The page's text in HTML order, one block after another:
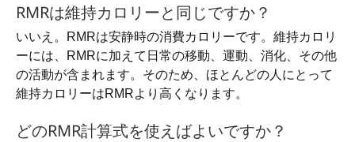
RMRは維持カロリーと同じですか？
いいえ。RMRは安静時の消費カロリーです。維持カロリ
ーには、RMRに加えて日常の移動、運動、消化、その他
の活動が含まれます。そのため、ほとんどの人にとって
維持カロリーはRMRより高くなります。
どのRMR計算式を使えばよいですか？